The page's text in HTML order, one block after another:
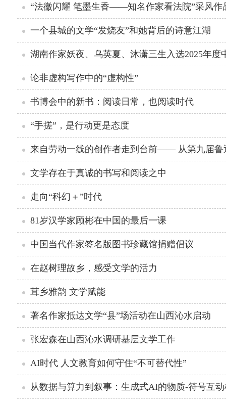
“法徽闪耀 笔墨生香——知名作家看法院”采风作
一个县城的文学“发烧友”和她背后的诗意江湖
湖南作家妖夜、乌英夏、沐潇三生入选2025年度
论非虚构写作中的“虚构性”
书博会中的新书：阅读日常，也阅读时代
“手搓”，是行动更是态度
来自劳动一线的创作者走到台前—— 从第九届鲁
文学存在于真诚的书写和阅读之中
走向“科幻＋”时代
81岁汉学家顾彬在中国的最后一课
中国当代作家签名版图书珍藏馆捐赠倡议
在赵树理故乡，感受文学的活力
茸乡雅韵 文学赋能
著名作家抵达文学“县”场活动在山西沁水启动
张宏森在山西沁水调研基层文学工作
AI时代 人文教育如何守住“不可替代性”
从数据与算力到叙事：生成式AI的物质-符号互